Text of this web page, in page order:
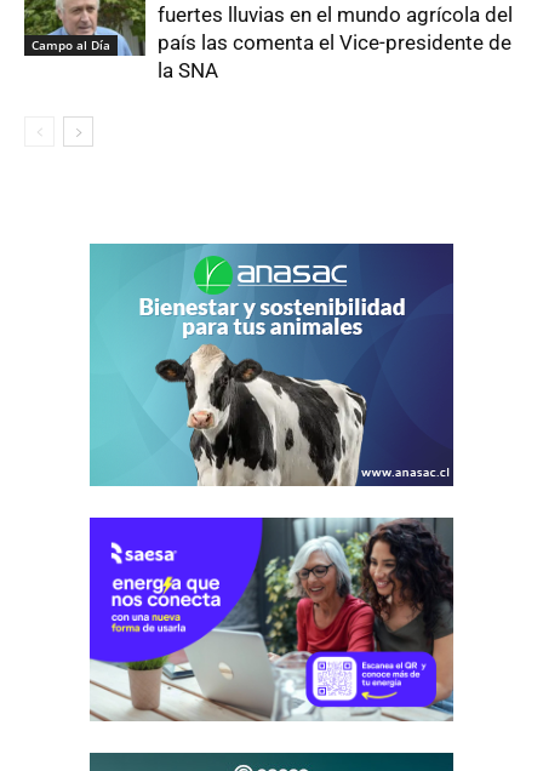
Campo al Día
fuertes lluvias en el mundo agrícola del
país las comenta el Vice-presidente de
la SNA